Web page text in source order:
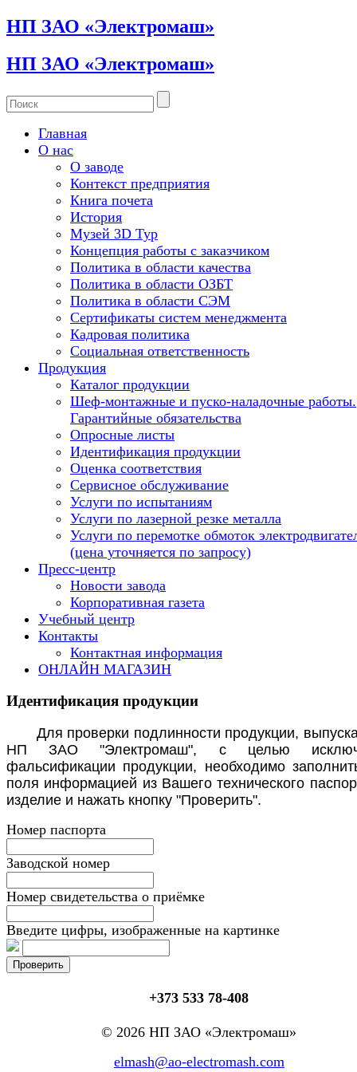
НП ЗАО «Электромаш»
НП ЗАО «Электромаш»
Главная
О нас
О заводе
Контекст предприятия
Книга почета
История
Музей 3D Тур
Концепция работы с заказчиком
Политика в области качества
Политика в области ОЗБТ
Политика в области СЭМ
Сертификаты систем менеджмента
Кадровая политика
Социальная ответственность
Продукция
Каталог продукции
Шеф-монтажные и пуско-наладочные работы.
Гарантийные обязательства
Опросные листы
Идентификация продукции
Оценка соответствия
Сервисное обслуживание
Услуги по испытаниям
Услуги по лазерной резке металла
Услуги по перемотке обмоток
(цена уточняется по запросу)
Пресс-центр
Новости завода
Корпоративная газета
Учебный центр
Контакты
Контактная информация
ОНЛАЙН МАГАЗИН
Идентификация продукции
Для проверки подлинности продукции,
НП ЗАО "Электромаш", с целью
фальсификации продукции, необходимо
поля информацией из Вашего технического
изделие и нажать кнопку "Проверить".
Номер паспорта
Заводской номер
Номер свидетельства о приёмке
Введите цифры, изображенные на картинке
+373 533 78-408
© 2026 НП ЗАО «Электромаш»
elmash@ao-electromash.com